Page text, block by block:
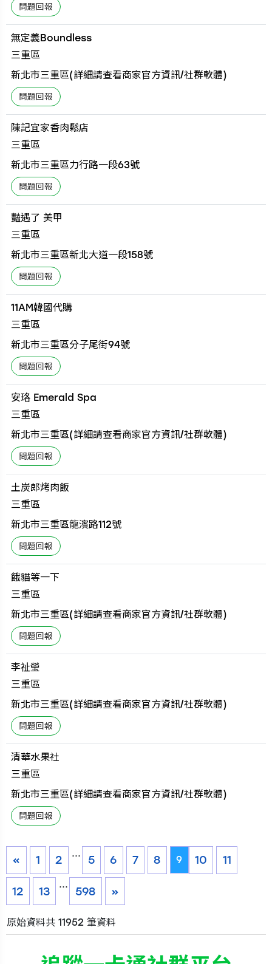
無定義Boundless
三重區
新北市三重區(詳細請查看商家官方資訊/社群軟體)
陳記宜家香肉鬆店
三重區
新北市三重區力行路一段63號
豔遇了 美甲
三重區
新北市三重區新北大道一段158號
11AM韓國代購
三重區
新北市三重區分子尾街94號
安珞 Emerald Spa
三重區
新北市三重區(詳細請查看商家官方資訊/社群軟體)
土炭郎烤肉飯
三重區
新北市三重區龍濱路112號
餓貓等一下
三重區
新北市三重區(詳細請查看商家官方資訊/社群軟體)
李祉瑩
三重區
新北市三重區(詳細請查看商家官方資訊/社群軟體)
清華水果社
三重區
新北市三重區(詳細請查看商家官方資訊/社群軟體)
« 1 2
...
5 6 7 8 9 10 11
12 13
...
598 »
原始資料共 11952 筆資料